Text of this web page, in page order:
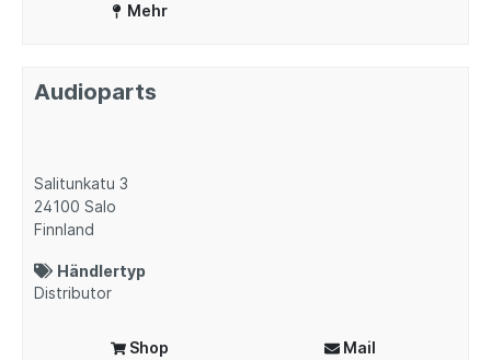
Mehr
Audioparts
Salitunkatu 3
24100 Salo
Finnland
Händlertyp
Distributor
Shop Mail